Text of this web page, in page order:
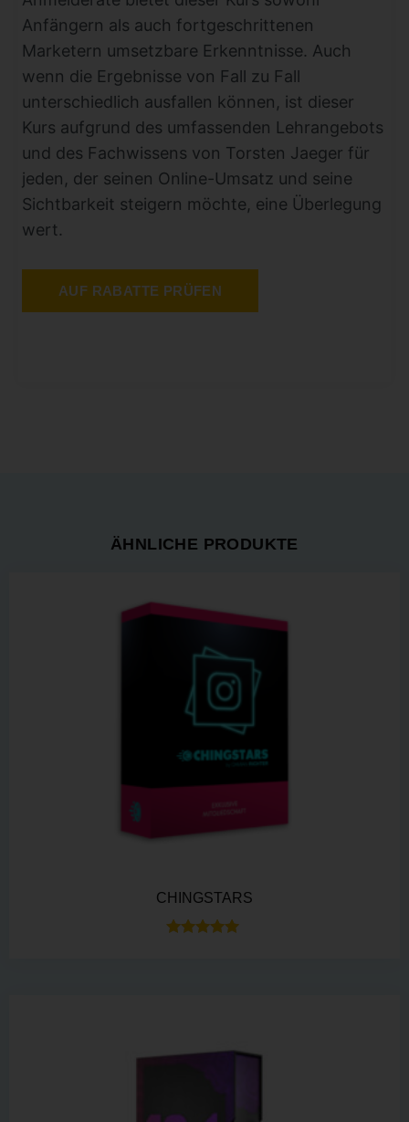
Anfängern als auch fortgeschrittenen
Marketern umsetzbare Erkenntnisse. Auch
wenn die Ergebnisse von Fall zu Fall
unterschiedlich ausfallen können, ist dieser
Kurs aufgrund des umfassenden Lehrangebots
und des Fachwissens von Torsten Jaeger für
jeden, der seinen Online-Umsatz und seine
Sichtbarkeit steigern möchte, eine Überlegung
wert.
AUF RABATTE PRÜFEN
ÄHNLICHE PRODUKTE
CHINGSTARS